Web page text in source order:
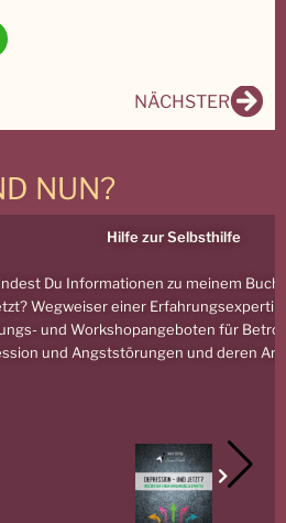
NÄCHSTER
NUN?
zu meinem Buch „Depression –
Erfahrungsexpertin“ sowie zu
für Betroffene von
und deren Angehörige.